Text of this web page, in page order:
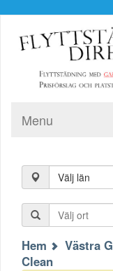
Menu
Välj län
Hem Västra
Clean